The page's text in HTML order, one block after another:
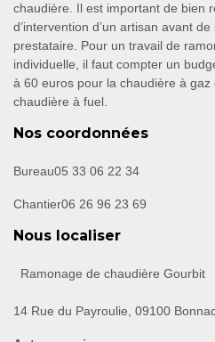
chaudière. Il est important de bien
d’intervention d’un artisan avant
prestataire. Pour un travail de
individuelle, il faut compter un
à 60 euros pour la chaudière à
chaudière à fuel.
Nos coordonnées
Bureau05 33 06 22 34
Chantier06 26 96 23 69
Nous localiser
Ramonage de chaudière Gourbit
14 Rue du Payroulie, 09100